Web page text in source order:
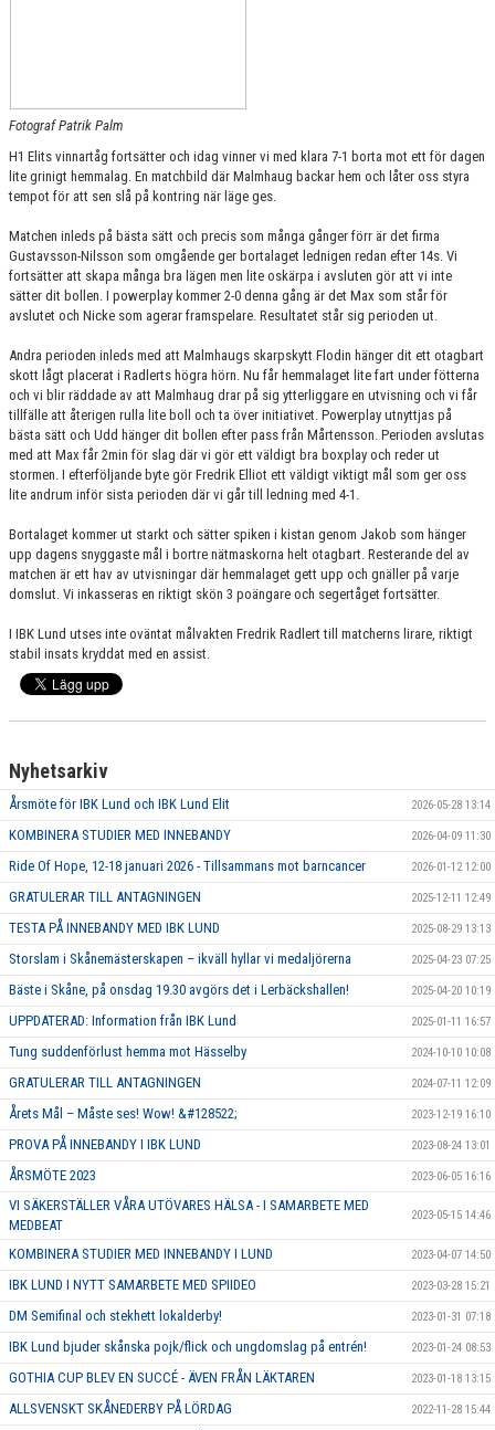
Fotograf Patrik Palm
H1 Elits vinnartåg fortsätter och idag vinner vi med klara 7-1 borta mot ett för dagen
lite grinigt hemmalag. En matchbild där Malmhaug backar hem och låter oss styra
tempot för att sen slå på kontring när läge ges.
Matchen inleds på bästa sätt och precis som många gånger förr är det firma
Gustavsson-Nilsson som omgående ger bortalaget lednigen redan efter 14s. Vi
fortsätter att skapa många bra lägen men lite oskärpa i avsluten gör att vi inte
sätter dit bollen. I powerplay kommer 2-0 denna gång är det Max som står för
avslutet och Nicke som agerar framspelare. Resultatet står sig perioden ut.
Andra perioden inleds med att Malmhaugs skarpskytt Flodin hänger dit ett otagbart
skott lågt placerat i Radlerts högra hörn. Nu får hemmalaget lite fart under fötterna
och vi blir räddade av att Malmhaug drar på sig ytterliggare en utvisning och vi får
tillfälle att återigen rulla lite boll och ta över initiativet. Powerplay utnyttjas på
bästa sätt och Udd hänger dit bollen efter pass från Mårtensson. Perioden avslutas
med att Max får 2min för slag där vi gör ett väldigt bra boxplay och reder ut
stormen. I efterföljande byte gör Fredrik Elliot ett väldigt viktigt mål som ger oss
lite andrum inför sista perioden där vi går till ledning med 4-1.
Bortalaget kommer ut starkt och sätter spiken i kistan genom Jakob som hänger
upp dagens snyggaste mål i bortre nätmaskorna helt otagbart. Resterande del av
matchen är ett hav av utvisningar där hemmalaget gett upp och gnäller på varje
domslut. Vi inkasseras en riktigt skön 3 poängare och segertåget fortsätter.
I IBK Lund utses inte oväntat målvakten Fredrik Radlert till matcherns lirare, riktigt
stabil insats kryddat med en assist.
Nyhetsarkiv
Årsmöte för IBK Lund och IBK Lund Elit 2026-05-28 13:14
KOMBINERA STUDIER MED INNEBANDY 2026-04-09 11:30
Ride Of Hope, 12-18 januari 2026 - Tillsammans mot barncancer 2026-01-12 12:00
GRATULERAR TILL ANTAGNINGEN 2025-12-11 12:49
TESTA PÅ INNEBANDY MED IBK LUND 2025-08-29 13:13
Storslam i Skånemästerskapen – ikväll hyllar vi medaljörerna 2025-04-23 07:25
Bäste i Skåne, på onsdag 19.30 avgörs det i Lerbäckshallen! 2025-04-20 10:19
UPPDATERAD: Information från IBK Lund 2025-01-11 16:57
Tung suddenförlust hemma mot Hässelby 2024-10-10 10:08
GRATULERAR TILL ANTAGNINGEN 2024-07-11 12:09
Årets Mål – Måste ses! Wow! &#128522; 2023-12-19 16:10
PROVA PÅ INNEBANDY I IBK LUND 2023-08-24 13:01
ÅRSMÖTE 2023 2023-06-05 16:16
VI SÄKERSTÄLLER VÅRA UTÖVARES HÄLSA - I SAMARBETE MED
MEDBEAT
2023-05-15 14:46
KOMBINERA STUDIER MED INNEBANDY I LUND 2023-04-07 14:50
IBK LUND I NYTT SAMARBETE MED SPIIDEO 2023-03-28 15:21
DM Semifinal och stekhett lokalderby! 2023-01-31 07:18
IBK Lund bjuder skånska pojk/flick och ungdomslag på entrén! 2023-01-24 08:53
GOTHIA CUP BLEV EN SUCCÉ - ÄVEN FRÅN LÄKTAREN 2023-01-18 13:15
ALLSVENSKT SKÅNEDERBY PÅ LÖRDAG 2022-11-28 15:44